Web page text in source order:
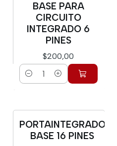
BASE PARA
CIRCUITO
INTEGRADO 6
PINES
$200,00
Cantidad
PORTAINTEGRADO
BASE 16 PINES